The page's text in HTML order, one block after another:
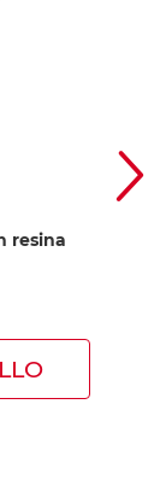
resina